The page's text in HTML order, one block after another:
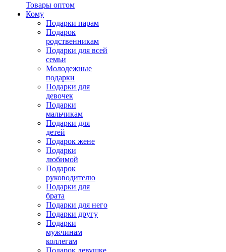
Товары оптом
Кому
Подарки парам
Подарок
родственникам
Подарки для всей
семьи
Молодежные
подарки
Подарки для
девочек
Подарки
мальчикам
Подарки для
детей
Подарок жене
Подарки
любимой
Подарок
руководителю
Подарки для
брата
Подарки для него
Подарки другу
Подарки
мужчинам
коллегам
Подарок девушке